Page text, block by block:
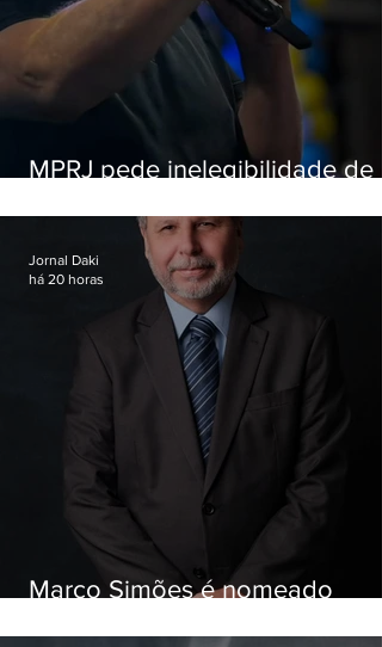
MPRJ pede inelegibilidade de
Marco Simões é nomeado
Jornal Daki
há 20 horas